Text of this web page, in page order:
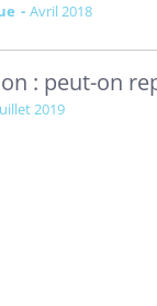
avril 2018
: peut-on
juillet 2019